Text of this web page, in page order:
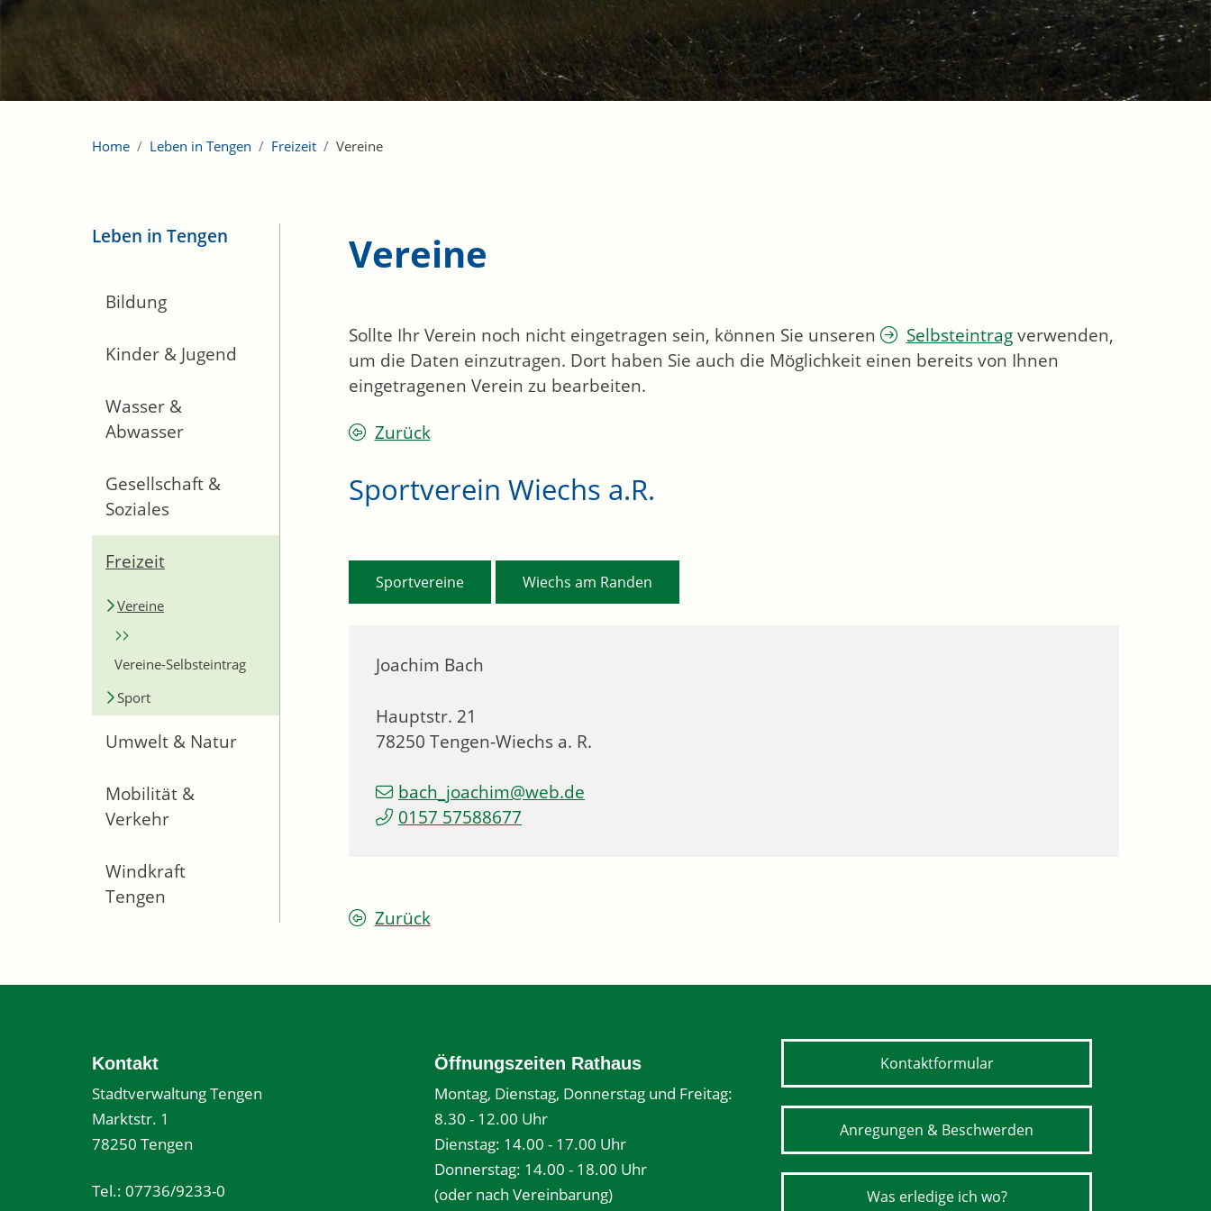
Home Leben in Tengen Freizeit Vereine
Leben in Tengen
Bildung
Kinder & Jugend
Wasser &
Abwasser
Gesellschaft &
Soziales
Freizeit
Vereine
Vereine-Selbsteintrag
Sport
Umwelt & Natur
Mobilität &
Verkehr
Windkraft
Tengen
Vereine
Sollte Ihr Verein noch nicht eingetragen sein, können Sie unseren Selbsteintragverwenden,
um die Daten einzutragen. Dort haben Sie auch die Möglichkeit einen bereits von Ihnen
eingetragenen Verein zu bearbeiten.
Zurück
Sportverein Wiechs a.R.
Joachim Bach
Hauptstr. 21
78250 Tengen-Wiechs a. R.
bach_joachim@web.de
0157 57588677
Sportvereine Wiechs am Randen
Zurück
Kontakt
Stadtverwaltung Tengen
Marktstr. 1
78250 Tengen
Tel.: 07736/9233-0
Öffnungszeiten Rathaus
Montag, Dienstag, Donnerstag und Freitag:
8.30 - 12.00 Uhr
Dienstag: 14.00 - 17.00 Uhr
Donnerstag: 14.00 - 18.00 Uhr
(oder nach Vereinbarung)
Kontaktformular
Anregungen & Beschwerden
Was erledige ich wo?